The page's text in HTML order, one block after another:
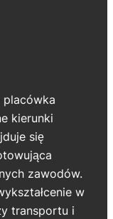
placówka
kierunki
się
zawodów.
w
transportu i